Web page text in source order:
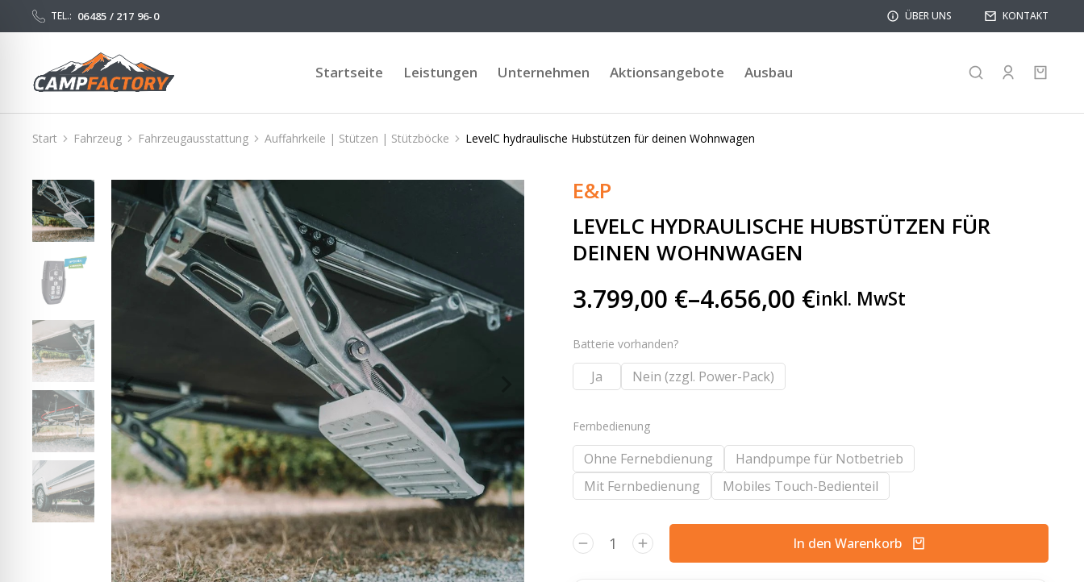
TEL.: 06485 / 217 96-0 ÜBER UNS KONTAKT
Startseite Leistungen Unternehmen Aktionsangebote Ausbau
Sie befinden sich hier:
Start Fahrzeug Fahrzeugausstattung Auffahrkeile | Stützen | Stützböcke LevelC hydraulische Hubstützen für deinen Wohnwagen
E&P
LEVELC HYDRAULISCHE HUBSTÜTZEN FÜR
DEINEN WOHNWAGEN
3.799,00 €–4.656,00 €inkl. MwSt
Batterie vorhanden?
Ja Nein (zzgl. Power-Pack)
Fernbedienung
Ohne Fernebdienung
Handpumpe für Notbetrieb
Mit Fernbedienung
Mobiles Touch-Bedienteil
In den Warenkorb